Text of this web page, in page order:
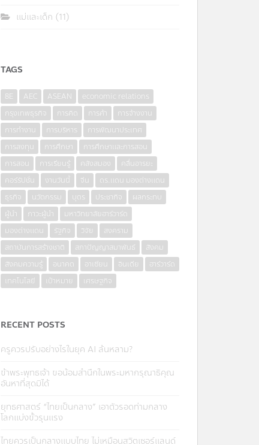
แม่และเด็ก (11)
TAGS
8E AEC ASEAN
economic relations
กรุงเทพธุรกิจ
การคิด การค้า
การจ้างงาน
การทำงาน
การบริหาร
การพัฒนาประเทศ
การลงทุน
การศึกษา
การศึกษาและการสอน
การสอน
การเรียนรู้ คลังสมอง
คลื่นอารยะ
คอร์รัปชั่น
งานวันนี้ จีน
ดร.แดน มองต่างแดน
ธุรกิจ
นวัตกรรม บุตร ประชากิจ
ผลกระทบ
ผู้นำ
ภาวะผู้นำ
มหาวิทยาลัยฮาร์วาร์ด
มองต่างแดน
รัฐกิจ วิจัย
สงคราม
สถาบันการสร้างชาติ
สภาปัญญาสมาพันธ์
สังคม
สังคมความรู้
อนาคต อาเซียน อินเดีย
ฮาร์วาร์ด
เทคโนโลยี
เป้าหมาย เศรษฐกิจ
RECENT POSTS
ครูควรปรับอย่างไรในยุค AI ล้นหลาม?
ข้าพระพุทธเจ้า ขอน้อมสำนึกในพระมหากรุณาธิคุณ
อันหาที่สุดมิได้
ยุทธศาสตร์ “ไทยเป็นกลาง” เอาตัวรอดท่ามกลาง
โลกแบ่งขั้วรุนแรง
ไทยควรเป็นกลางแบบไทย ไม่เหมือนสวิตเซอร์แลนด์